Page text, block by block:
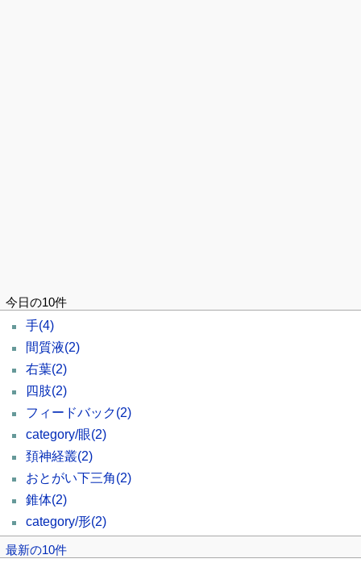
今日の10件
手(4)
間質液(2)
右葉(2)
四肢(2)
フィードバック(2)
category/眼(2)
頚神経叢(2)
おとがい下三角(2)
錐体(2)
category/形(2)
最新の10件